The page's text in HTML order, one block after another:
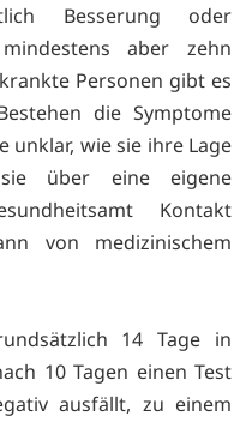
Besserung oder
aber zehn
Personen gibt es
die Symptome
unklar, wie sie ihre Lage
über eine eigene
Kontakt
von medizinischem
14 Tage in
10 Tagen einen Test
ausfällt, zu einem